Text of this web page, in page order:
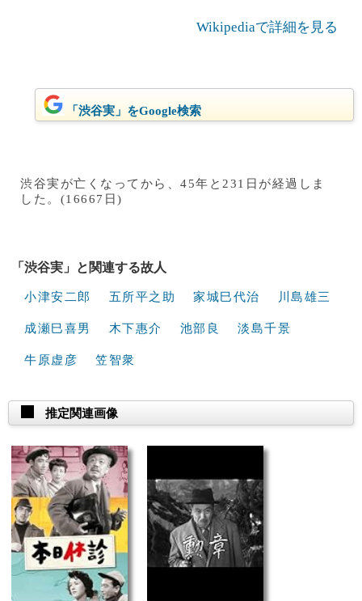
Wikipediaで詳細を見る
「渋谷実」をGoogle検索
渋谷実が亡くなってから、45年と231日が経過しま
した。(16667日)
「渋谷実」と関連する故人
小津安二郎 五所平之助 家城巳代治 川島雄三
成瀬巳喜男 木下惠介 池部良 淡島千景
牛原虚彦 笠智衆
推定関連画像